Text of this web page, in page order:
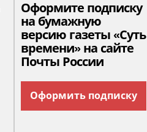
Оформите подписку
на бумажную
версию газеты «Суть
времени» на сайте
Почты России
Оформить подписку